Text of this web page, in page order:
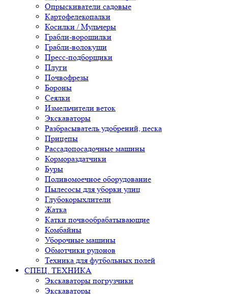
Опрыскиватели садовые
Картофелекопалки
Косилки / Мульчеры
Грабли-ворошилки
Грабли-волокуши
Пресс-подборщики
Плуги
Почвофрезы
Бороны
Сеялки
Измельчители веток
Экскаваторы
Разбрасыватель удобрений, песка
Прицепы
Рассадопосадочные машины
Кормораздатчики
Буры
Поливомоечное оборудование
Пылесосы для уборки улиц
Глубокорыхлители
Жатка
Катки почвообрабатывающие
Комбайны
Уборочные машины
Обмотчики рулонов
Техника для футбольных полей
СПЕЦ. ТЕХНИКА
Экскаваторы погрузчики
Экскаваторы